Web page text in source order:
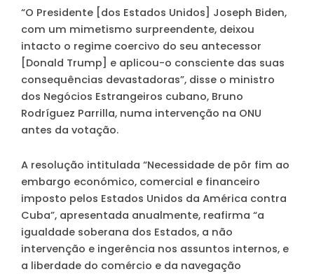
“O Presidente [dos Estados Unidos] Joseph Biden,
com um mimetismo surpreendente, deixou
intacto o regime coercivo do seu antecessor
[Donald Trump] e aplicou-o consciente das suas
consequências devastadoras”, disse o ministro
dos Negócios Estrangeiros cubano, Bruno
Rodríguez Parrilla, numa intervenção na ONU
antes da votação.
A resolução intitulada “Necessidade de pôr fim ao
embargo económico, comercial e financeiro
imposto pelos Estados Unidos da América contra
Cuba”, apresentada anualmente, reafirma “a
igualdade soberana dos Estados, a não
intervenção e ingerência nos assuntos internos, e
a liberdade do comércio e da navegação